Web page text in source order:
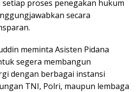
proses penegakan hukum
secara
meminta Asisten Pidana
segera membangun
dengan berbagai instansi
TNI, Polri, maupun lembaga